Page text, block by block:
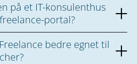
på et IT-konsulenthus
portal?
bedre egnet til